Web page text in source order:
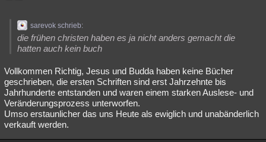
sarevok schrieb:
die frühen christen haben es ja nicht anders gemacht die
hatten auch kein buch
Vollkommen Richtig, Jesus und Budda haben keine Bücher
geschrieben, die ersten Schriften sind erst Jahrzehnte bis
Jahrhunderte entstanden und waren einem starken Auslese- und
Veränderungsprozess unterworfen.
Umso erstaunlicher das uns Heute als ewiglich und unabänderlich
verkauft werden.